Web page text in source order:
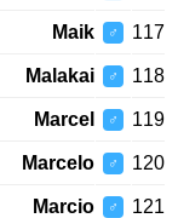
117
♂
Maik
118
♂
Malakai
119
♂
Marcel
120
♂
Marcelo
121
♂
Marcio